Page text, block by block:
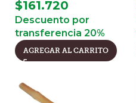
$161.720
Descuento por
transferencia 20%
AGREGAR AL CARRITO